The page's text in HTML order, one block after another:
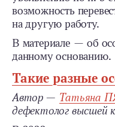
воз­можность
на другую работу.
В материале — об
данному ос­нованию.
Такие разные
Автор — Татьяна
дефектолог высшей